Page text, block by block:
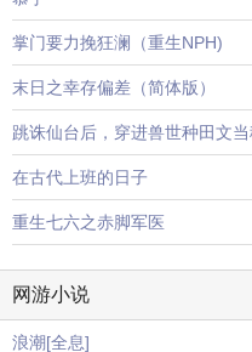
掌门要力挽狂澜（重生NPH)
末日之幸存偏差（简体版）
跳诛仙台后，穿进兽世种田文
在古代上班的日子
重生七六之赤脚军医
网游小说
浪潮[全息]